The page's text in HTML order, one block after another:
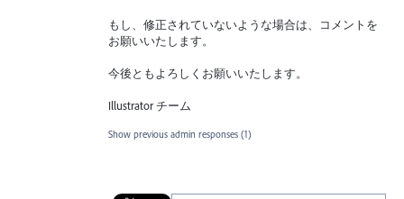
もし、修正されていないような場合は、コメントを
お願いいたします。
今後ともよろしくお願いいたします。
Illustrator チーム
Show previous admin responses (1)